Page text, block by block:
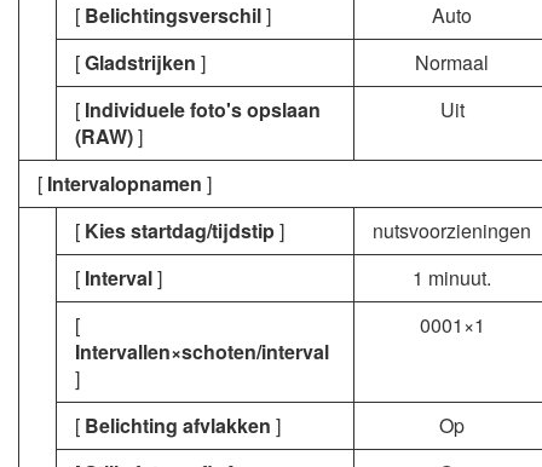
[ Belichtingsverschil]
Auto
[Gladstrijken ]
Normaal
[ Individuele foto's opslaan
(RAW)]
Uit
[ Intervalopnamen ]
[ Kies startdag/tijdstip]
nutsvoorzieningen
[ Interval]
1 minuut.
[
Intervallen×schoten/interval
]
0001×1
[ Belichting afvlakken ]
Op